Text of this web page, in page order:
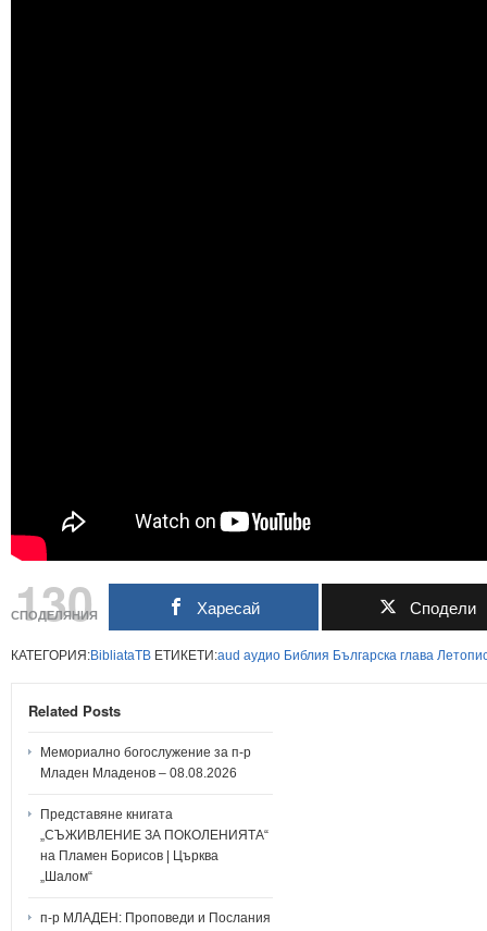
130
СПОДЕЛЯНИЯ Харесай Сподели
КАТЕГОРИЯ:BibliataTB ЕТИКЕТИ:aud аудио Библия Българска глава
Related Posts
Мемориално богослужение за п-р
Младен Младенов – 08.08.2026
Представяне книгата
„СЪЖИВЛЕНИЕ ЗА ПОКОЛЕНИЯТА“
на Пламен Борисов | Църква
„Шалом“
п-р МЛАДЕН: Проповеди и Послания